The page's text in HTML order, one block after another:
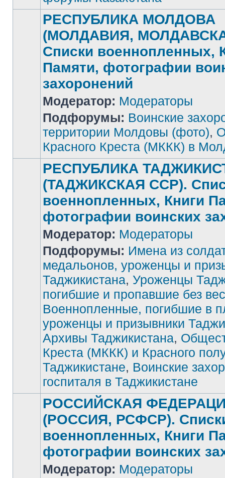
непрочитанных
сообщений
РЕСПУБЛИКА МОЛДОВА
(МОЛДАВИЯ,
Списки военнопленных,
Памяти, фотографии
захоронений
Модератор: Модераторы
Подфорумы: Воинские
территории Молдовы (фото),
Красного Креста (МККК) в
Нет
непрочитанных
сообщений
РЕСПУБЛИКА
(ТАДЖИКСКАЯ ССР).
военнопленных, Книги
фотографии воинских
Модератор: Модераторы
Подфорумы: Имена из
медальонов, уроженцы и
Таджикистана, Уроженцы
погибшие и пропавшие без
Военнопленные, погибшие в
уроженцы и призывники
Архивы Таджикистана,
Креста (МККК) и Красного
Таджикистане, Воинские
госпиталя в Таджикистане
РОССИЙСКАЯ
(РОССИЯ, РСФСР).
военнопленных, Книги
фотографии воинских
Модератор: Модераторы